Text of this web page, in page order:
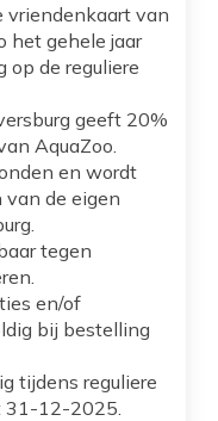
vriendenkaart van
het gehele jaar
op de reguliere
geeft 20%
AquaZoo.
en wordt
de eigen
tegen
en/of
bij bestelling
tijdens reguliere
31-12-2025.